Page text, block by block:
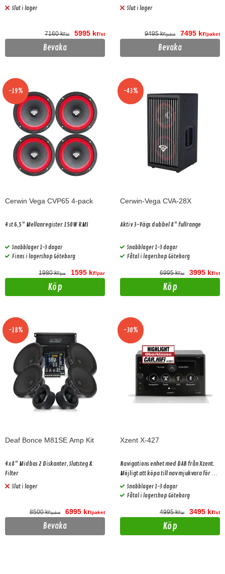
Slut i lager
7160 kr/st 5995 kr/st
Bevaka
Slut i lager
9495 kr/paket 7495 kr/paket
Bevaka
-19%
Cerwin Vega CVP65 4-pack
4 st 6,5" Mellanregister 150W RMS
Snabblager 1-3 dagar
Finns i lagershop Göteborg
1980 kr/par 1595 kr/par
Köp
-43%
Cerwin-Vega CVA-28X
Aktiv 3-Vägs dubbel 8" fullrange
Snabblager 1-3 dagar
Fåtal i lagershop Göteborg
6995 kr/st 3995 kr/st
Köp
-18%
Deaf Bonce M81SE Amp Kit
4x8" Midbas 2 Diskanter, Slutsteg &
Filter
Slut i lager
8500 kr/paket 6995 kr/paket
Bevaka
-30%
Xzent X-427
Navigations enhet med DAB från Xzent.
Möjligt att köpa till nav mjukvara för att
få " riktig" navigation
Snabblager 1-3 dagar
Fåtal i lagershop Göteborg
4995 kr/st 3495 kr/st
Köp